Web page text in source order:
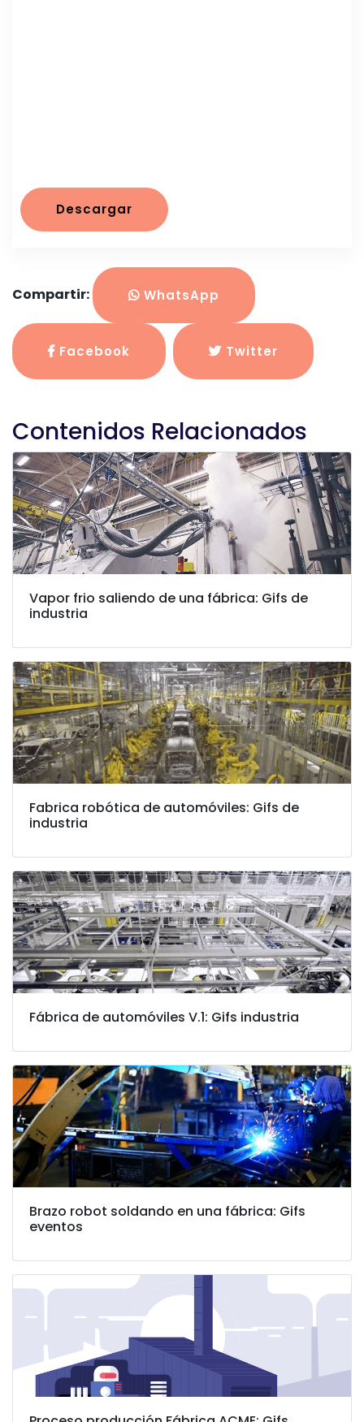
Descargar
Compartir: WhatsApp
Facebook Twitter
Contenidos Relacionados
Vapor frio saliendo de una fábrica: Gifs de
industria
Fabrica robótica de automóviles: Gifs de
industria
Fábrica de automóviles V.1: Gifs industria
Brazo robot soldando en una fábrica: Gifs
eventos